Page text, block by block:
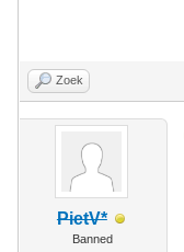
Zoek
PietV*
Banned